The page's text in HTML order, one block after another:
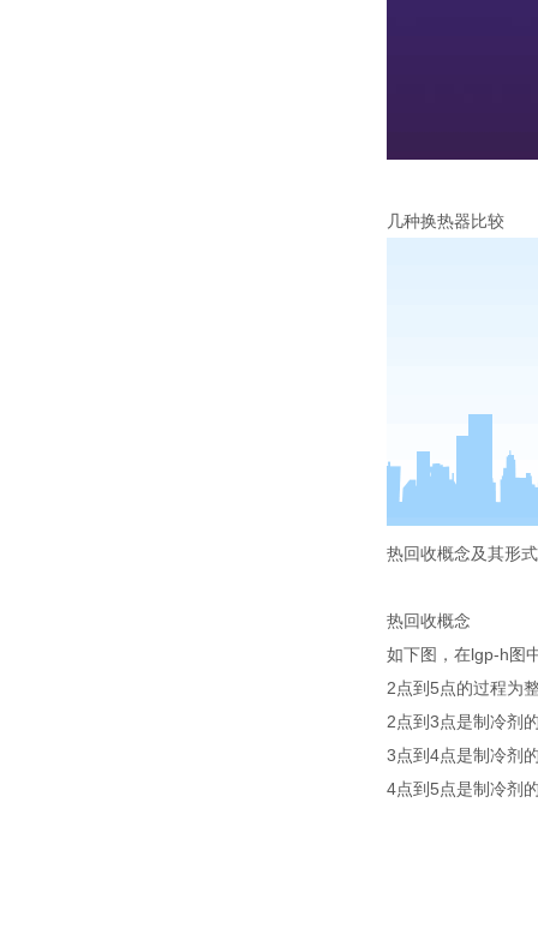
几种换热器比较
热回收概念及其形式
热回收概念
如下图，在lgp-h图
2点到5点的过程为
2点到3点是制冷剂
3点到4点是制冷剂
4点到5点是制冷剂